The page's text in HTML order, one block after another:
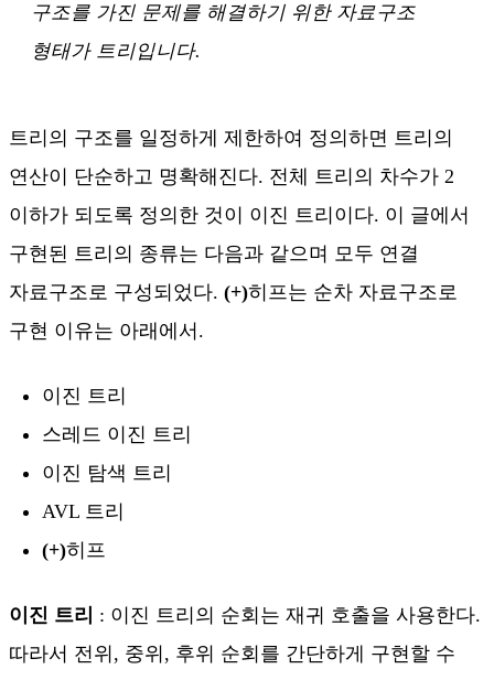
구조를 가진 문제를 해결하기 위한 자료구조
형태가 트리입니다.
트리의 구조를 일정하게 제한하여 정의하면 트리의
연산이 단순하고 명확해진다. 전체 트리의 차수가 2
이하가 되도록 정의한 것이 이진 트리이다. 이 글에서
구현된 트리의 종류는 다음과 같으며 모두 연결
자료구조로 구성되었다. (+)히프는 순차 자료구조로
구현 이유는 아래에서.
이진 트리
스레드 이진 트리
이진 탐색 트리
AVL 트리
(+)히프
이진 트리 : 이진 트리의 순회는 재귀 호출을 사용한다.
따라서 전위, 중위, 후위 순회를 간단하게 구현할 수